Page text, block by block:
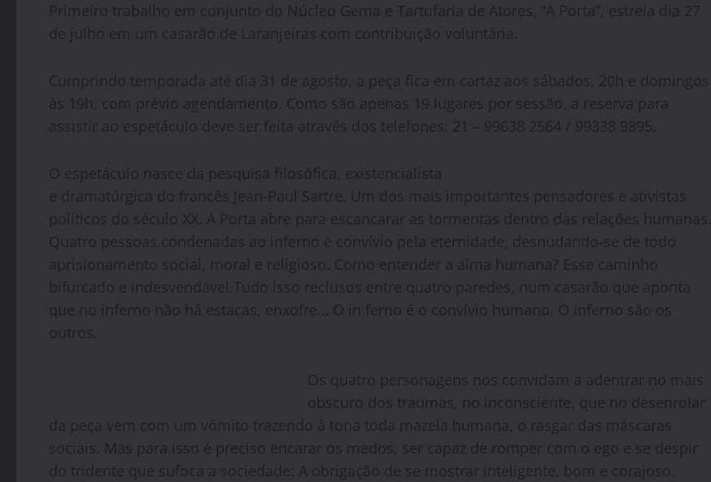
Primeiro trabalho em conjunto do Núcleo Gema e Tartufaria de Atores, “A Porta”, estreia dia 27
de julho em um casarão de Laranjeiras com contribuição voluntária.
Cumprindo temporada até dia 31 de agosto, a peça fica em cartaz aos sábados, 20h e domingos
às 19h, com prévio agendamento. Como são apenas 19 lugares por sessão, a reserva para
assistir ao espetáculo deve ser feita através dos telefones: 21 – 99638 2564 / 99338 9895.
O espetáculo nasce da pesquisa filosófica, existencialista
e dramatúrgica do francês Jean-Paul Sartre. Um dos mais importantes pensadores e ativistas
políticos do século XX. A Porta abre para escancarar as tormentas dentro das relações humanas.
Quatro pessoas condenadas ao inferno e convívio pela eternidade, desnudando-se de todo
aprisionamento social, moral e religioso. Como entender a alma humana? Esse caminho
bifurcado e indesvendável.Tudo isso reclusos entre quatro paredes, num casarão que aponta
que no inferno não há estacas, enxofre… O in ferno é o convívio humano. O inferno são os
outros.
Os quatro personagens nos convidam a adentrar no mais
obscuro dos traumas, no inconsciente, que no desenrolar
da peça vem com um vômito trazendo à tona toda mazela humana, o rasgar das máscaras
sociais. Mas para isso é preciso encarar os medos, ser capaz de romper com o ego e se despir
do tridente que sufoca a sociedade: A obrigação de se mostrar inteligente, bom e corajoso.